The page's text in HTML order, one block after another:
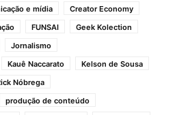
e mídia
Creator Economy
FUNSAI
Geek Kolection
Jornalismo
Kauê Naccarato
Kelson de Sousa
Nóbrega
produção de conteúdo